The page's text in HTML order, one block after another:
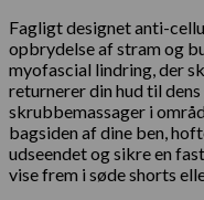
Fagligt designet anti-
opbrydelse af stram og
myofascial lindring, der
returnerer din hud til
skrubbemassager i
bagsiden af ​​dine ben,
udseendet og sikre en
vise frem i søde shorts